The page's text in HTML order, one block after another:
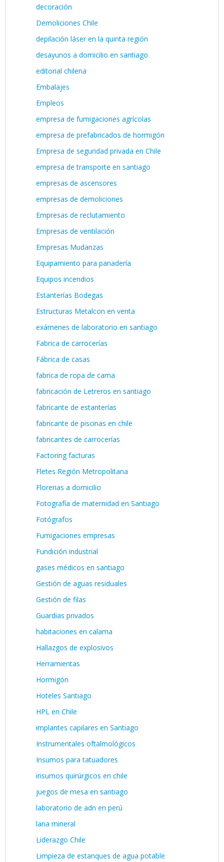
decoración
Demoliciones Chile
depilación láser en la quinta región
desayunos a domicilio en santiago
editorial chilena
Embalajes
Empleos
empresa de fumigaciones agrícolas
empresa de prefabricados de hormigón
Empresa de seguridad privada en Chile
empresa de transporte en santiago
empresas de ascensores
empresas de demoliciones
Empresas de reclutamiento
Empresas de ventilación
Empresas Mudanzas
Equipamiento para panadería
Equipos incendios
Estanterías Bodegas
Estructuras Metalcon en venta
exámenes de laboratorio en santiago
Fabrica de carrocerías
Fábrica de casas
fabrica de ropa de cama
fabricación de Letreros en santiago
fabricante de estanterías
fabricante de piscinas en chile
fabricantes de carrocerías
Factoring facturas
Fletes Región Metropolitana
Florerias a domicilio
Fotografía de maternidad en Santiago
Fotógrafos
Fumigaciones empresas
Fundición industrial
gases médicos en santiago
Gestión de aguas residuales
Gestión de filas
Guardias privados
habitaciones en calama
Hallazgos de explosivos
Herramientas
Hormigón
Hoteles Santiago
HPL en Chile
implantes capilares en Santiago
Instrumentales oftalmológicos
Insumos para tatuadores
insumos quirúrgicos en chile
juegos de mesa en santiago
laboratorio de adn en perú
lana mineral
Liderazgo Chile
Limpieza de estanques de agua potable